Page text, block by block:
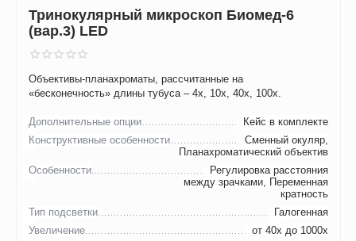
Тринокулярный микроскоп Биомед-6
(вар.3) LED
Объективы-планахроматы, рассчитанные на
«бесконечность» длины тубуса – 4х, 10х, 40х, 100х.
Дополнительные опции
Кейс в комплекте
Конструктивные особенности
Сменный окуляр,
Планахроматический объектив
Особенности
Регулировка расстояния
между зрачками, Переменная
кратность
Тип подсветки
Галогенная
Увеличение
от 40х до 1000х